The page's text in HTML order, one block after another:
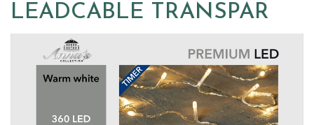
LEADCABLE TRANSPAR